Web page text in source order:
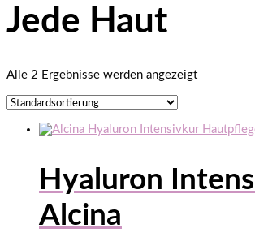
Jede Haut
Alle 2 Ergebnisse werden angezeigt
Hyaluron
Alcina